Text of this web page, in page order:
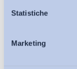
Statistiche
Marketing
Osservatori
Eventi